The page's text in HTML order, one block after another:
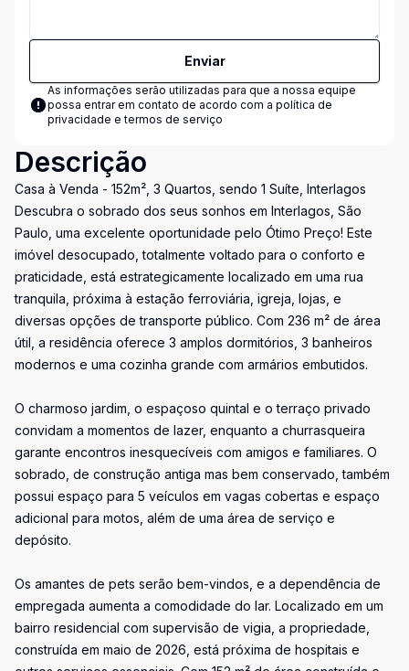
Enviar
As informações serão utilizadas para que a nossa equipe
possa entrar em contato de acordo com a política de
privacidade e termos de serviço
Descrição
Casa à Venda - 152m², 3 Quartos, sendo 1 Suíte, Interlagos
Descubra o sobrado dos seus sonhos em Interlagos, São
Paulo, uma excelente oportunidade pelo Ótimo Preço! Este
imóvel desocupado, totalmente voltado para o conforto e
praticidade, está estrategicamente localizado em uma rua
tranquila, próxima à estação ferroviária, igreja, lojas, e
diversas opções de transporte público. Com 236 m² de área
útil, a residência oferece 3 amplos dormitórios, 3 banheiros
modernos e uma cozinha grande com armários embutidos.
O charmoso jardim, o espaçoso quintal e o terraço privado
convidam a momentos de lazer, enquanto a churrasqueira
garante encontros inesquecíveis com amigos e familiares. O
sobrado, de construção antiga mas bem conservado, também
possui espaço para 5 veículos em vagas cobertas e espaço
adicional para motos, além de uma área de serviço e
depósito.
Os amantes de pets serão bem-vindos, e a dependência de
empregada aumenta a comodidade do lar. Localizado em um
bairro residencial com supervisão de vigia, a propriedade,
construída em maio de 2026, está próxima de hospitais e